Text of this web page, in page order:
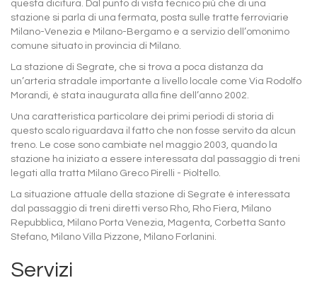
questa dicitura. Dal punto di vista tecnico più che di una
stazione si parla di una fermata, posta sulle tratte ferroviarie
Milano-Venezia e Milano-Bergamo e a servizio dell’omonimo
comune situato in provincia di Milano.
La stazione di Segrate, che si trova a poca distanza da
un’arteria stradale importante a livello locale come Via Rodolfo
Morandi, è stata inaugurata alla fine dell’anno 2002.
Una caratteristica particolare dei primi periodi di storia di
questo scalo riguardava il fatto che non fosse servito da alcun
treno. Le cose sono cambiate nel maggio 2003, quando la
stazione ha iniziato a essere interessata dal passaggio di treni
legati alla tratta Milano Greco Pirelli - Pioltello.
La situazione attuale della stazione di Segrate è interessata
dal passaggio di treni diretti verso Rho, Rho Fiera, Milano
Repubblica, Milano Porta Venezia, Magenta, Corbetta Santo
Stefano, Milano Villa Pizzone, Milano Forlanini.
Servizi